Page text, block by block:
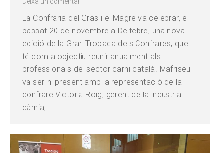
La Confraria del Gras i el Magre va celebrar, el
passat 20 de novembre a Deltebre, una nova
edició de la Gran Trobada dels Confrares, que
té com a objectiu reunir anualment als
professionals del sector carni català. Mafriseu
va ser-hi present amb la representació de la
confrare Victoria Roig, gerent de la indústria
càrnia,…